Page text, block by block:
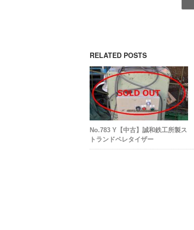
RELATED POSTS
No.783 Y【中古】誠和鉄工所製ス
トランドペレタイザー